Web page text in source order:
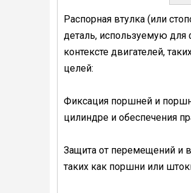
Распорная втулка (или
деталь, используемую для
контексте двигателей,
целей:
Фиксация поршней и
цилиндре и обеспечения
Защита от перемещений и
таких как поршни или